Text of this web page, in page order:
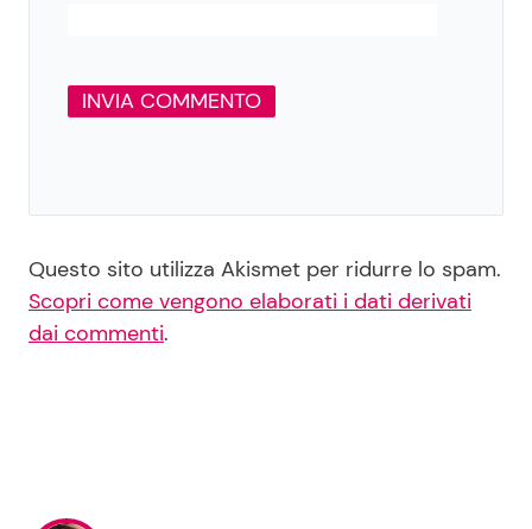
Questo sito utilizza Akismet per ridurre lo spam.
Scopri come vengono elaborati i dati derivati
dai commenti.